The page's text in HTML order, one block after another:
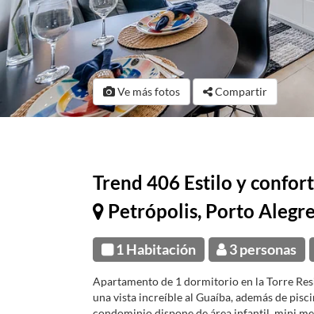
Ve más fotos Compartir
Trend 406 Estilo y
Petrópolis, Porto Alegre
1 Habitación 3 personas
Apartamento de 1 dormitorio en la Torre
una vista increíble al Guaíba, además de